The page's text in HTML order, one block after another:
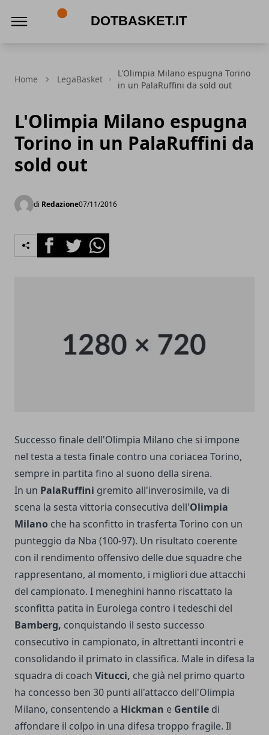
Home LegaBasket
L'Olimpia Milano espugna Torino
in un PalaRuffini da sold out
L'Olimpia Milano espugna
Torino in un PalaRuffini da
sold out
di Redazione07/11/2016
FacebookTwitterWhatsapp
Successo finale dell'Olimpia Milano che si impone
nel testa a testa finale contro una coriacea Torino,
sempre in partita fino al suono della sirena.
In un PalaRuffini gremito all'inverosimile, va di
scena la sesta vittoria consecutiva dell'Olimpia
Milano che ha sconfitto in trasferta Torino con un
punteggio da Nba (100-97). Un risultato coerente
con il rendimento offensivo delle due squadre che
rappresentano, al momento, i migliori due attacchi
del campionato. I meneghini hanno riscattato la
sconfitta patita in Eurolega contro i tedeschi del
Bamberg, conquistando il sesto successo
consecutivo in campionato, in altrettanti incontri e
consolidando il primato in classifica. Male in difesa la
squadra di coach Vitucci, che già nel primo quarto
ha concesso ben 30 punti all'attacco dell'Olimpia
Milano, consentendo a Hickman e Gentile di
affondare il colpo in una difesa troppo fragile. Il